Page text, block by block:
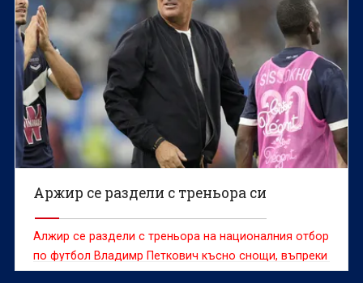
Аржир се раздели с треньора си
Алжир се раздели с треньора на националния отбор
по футбол Владимр Петкович късно снощи, въпреки
че босненецът с швейцарски паспорт подписа